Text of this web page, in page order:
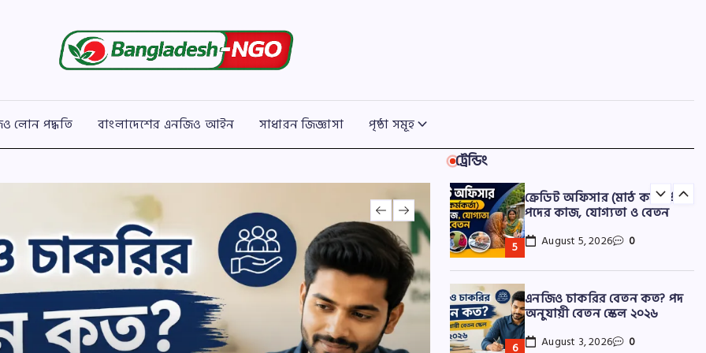
Bangladesh
NGO
বাংলাদেশের
সকল
সংক্রান্ত
লোন পদ্ধতি বাংলাদেশের এনজিও আইন সাধারন জিজ্ঞাসা পৃষ্ঠা সমূহ
ট্রেন্ডিং
ছোট ব্যবসার ঋণের জন্য
ক্রেডিট অফিসার (মাঠ কর্মকর্তা)
পদের কাজ, যোগ্যতা ও বেতন
August 5, 2026 0
এনজিও চাকরির বেতন কত? পদ
অনুযায়ী বেতন স্কেল ২০২৬
August 3, 2026 0